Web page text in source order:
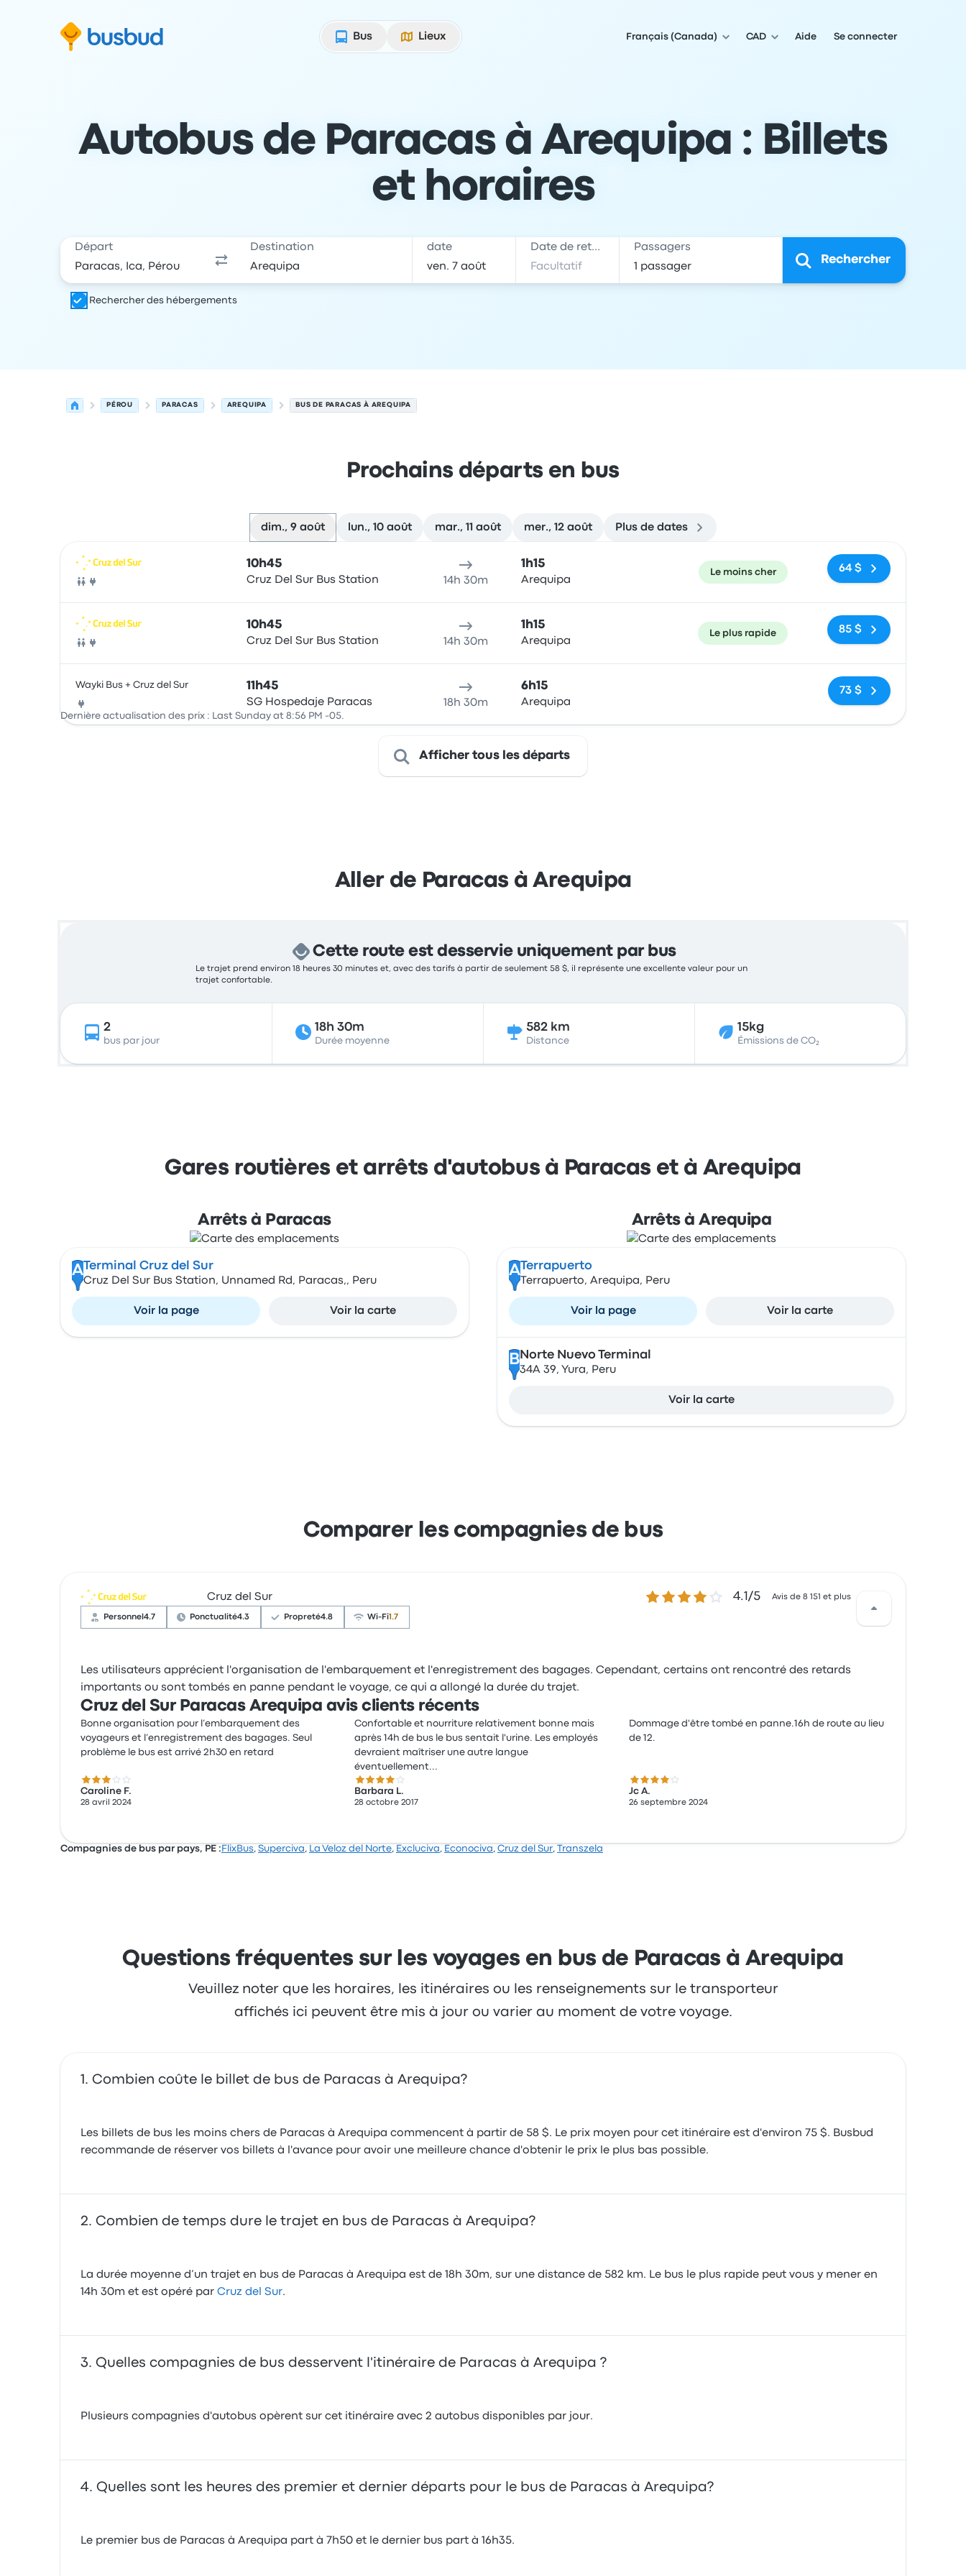
Bus
Lieux Français (Canada) CAD Aide Se connecter
Autobus de Paracas à Arequipa : Billets
et horaires
Départ Destination date Date de retour Passagers
Rechercher
Rechercher des hébergements
PÉROU PARACAS AREQUIPA BUS DE PARACAS À AREQUIPA
Prochains départs en bus
dim., 9 août lun., 10 août mar., 11 août mer., 12 août Plus de dates
Bus
10h45
Cruz Del Sur Bus Station 14h 30m
1h15
Arequipa
Le moins cher 64 $
Bus
10h45
Cruz Del Sur Bus Station 14h 30m
1h15
Arequipa
Le plus rapide 85 $
Wayki Bus + Cruz del Sur
Bus
11h45
SG Hospedaje Paracas 18h 30m
6h15
Arequipa
Pas de balises
73 $
Dernière actualisation des prix : Last Sunday at 8:56 PM -05.
Afficher tous les départs
Aller de Paracas à Arequipa
Cette route est desservie uniquement par bus
Le trajet prend environ 18 heures 30 minutes et, avec des tarifs à partir de seulement 58 $, il représente une excellente valeur pour un
trajet confortable.
2
bus par jour
18h 30m
Durée moyenne
582 km
Distance
15kg
Émissions de CO₂
Gares routières et arrêts d'autobus à Paracas et à Arequipa
Arrêts à Paracas
A Terminal Cruz del Sur
Cruz Del Sur Bus Station, Unnamed Rd, Paracas,, Peru
Voir la page Voir la carte
Arrêts à Arequipa
A Terrapuerto
Terrapuerto, Arequipa, Peru
Voir la page Voir la carte
B Norte Nuevo Terminal
34A 39, Yura, Peru
Voir la carte
Comparer les compagnies de bus
Cruz del Sur 4.1 sur 5 étoiles 4.1/5 Avis de 8 151 et plus
Personnel 4.7 Ponctualité4.3 Propreté4.8 Wi-Fi1.7
Les utilisateurs apprécient l'organisation de l'embarquement et l'enregistrement des bagages. Cependant, certains ont rencontré des retards
importants ou sont tombés en panne pendant le voyage, ce qui a allongé la durée du trajet.
Cruz del Sur Paracas Arequipa avis clients récents
Bonne organisation pour l’embarquement des
voyageurs et l’enregistrement des bagages. Seul
problème le bus est arrivé 2h30 en retard
3.0 sur 5 étoiles
Caroline F.
28 avril 2024
Confortable et nourriture relativement bonne mais
après 14h de bus le bus sentait l'urine. Les employés
devraient maîtriser une autre langue
éventuellement...
4.0 sur 5 étoiles
Barbara L.
28 octobre 2017
Dommage d'être tombé en panne.16h de route au lieu
de 12.
4.0 sur 5 étoiles
Jc A.
26 septembre 2024
Compagnies de bus par pays, PE : FlixBus, Superciva, La Veloz del Norte, Excluciva, Econociva, Cruz del Sur, Transzela
Questions fréquentes sur les voyages en bus de Paracas à Arequipa
Veuillez noter que les horaires, les itinéraires ou les renseignements sur le transporteur
affichés ici peuvent être mis à jour ou varier au moment de votre voyage.
Combien coûte le billet de bus de Paracas à Arequipa?
Les billets de bus les moins chers de Paracas à Arequipa commencent à partir de 58 $. Le prix moyen pour cet itinéraire est d'environ 75 $. Busbud
recommande de réserver vos billets à l'avance pour avoir une meilleure chance d'obtenir le prix le plus bas possible.
Combien de temps dure le trajet en bus de Paracas à Arequipa?
La durée moyenne d’un trajet en bus de Paracas à Arequipa est de 18h 30m, sur une distance de 582 km. Le bus le plus rapide peut vous y mener en
14h 30m et est opéré par Cruz del Sur.
Quelles compagnies de bus desservent l'itinéraire de Paracas à Arequipa ?
Plusieurs compagnies d'autobus opèrent sur cet itinéraire avec 2 autobus disponibles par jour.
Quelles sont les heures des premier et dernier départs pour le bus de Paracas à Arequipa?
Le premier bus de Paracas à Arequipa part à 7h50 et le dernier bus part à 16h35.